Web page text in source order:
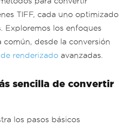
TIFF, cada uno optimizado
Exploremos los enfoques
común, desde la conversión
renderizado avanzadas.
sencilla de convertir
los pasos básicos